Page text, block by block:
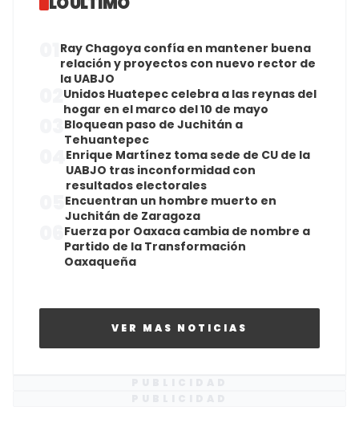
Ray Chagoya confía en mantener buena
relación y proyectos con nuevo rector de
la UABJO
Unidos Huatepec celebra a las reynas del
hogar en el marco del 10 de mayo
Bloquean paso de Juchitán a
Tehuantepec
Enrique Martínez toma sede de CU de la
UABJO tras inconformidad con
resultados electorales
Encuentran un hombre muerto en
Juchitán de Zaragoza
Fuerza por Oaxaca cambia de nombre a
Partido de la Transformación
Oaxaqueña
VER MAS NOTICIAS